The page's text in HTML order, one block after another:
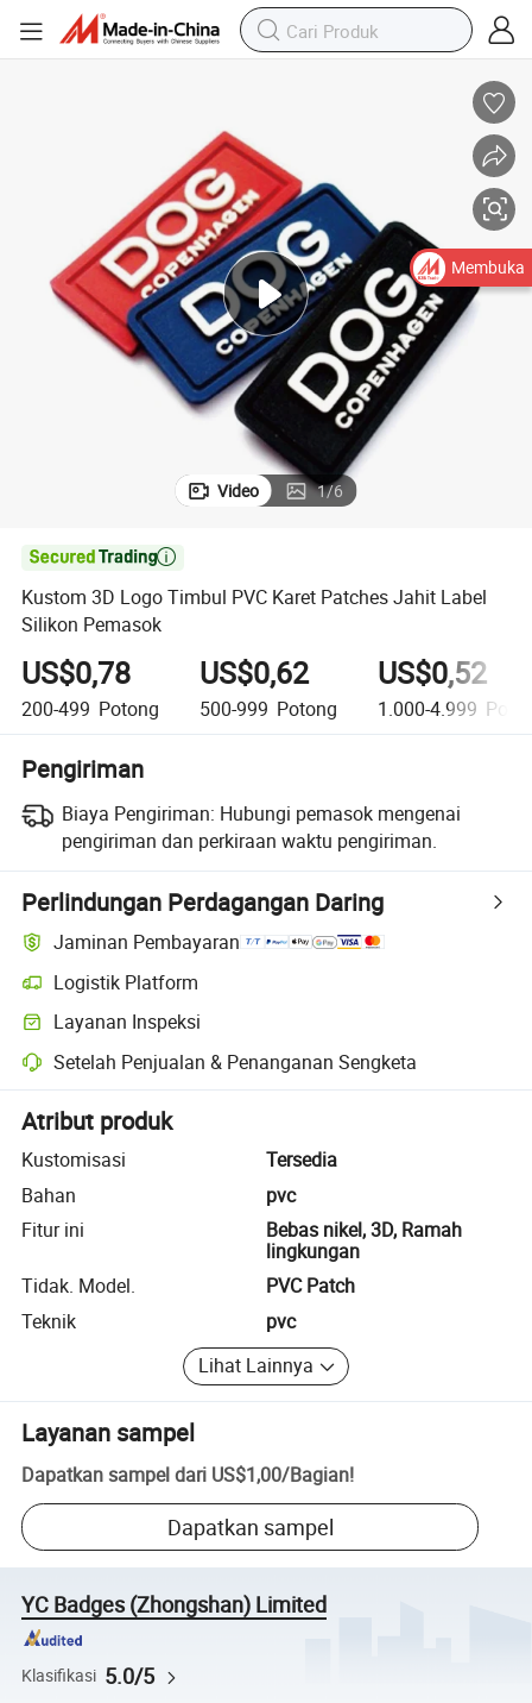
Video 1/6

Kustom 3D Logo Timbul PVC Karet Patches Jahit Label
Silikon Pemasok
US$0,78
200-499 Potong
US$0,62
500-999 Potong
US$0,52
1.000-4.999
Pengiriman
Biaya Pengiriman: Hubungi pemasok mengenai
pengiriman dan perkiraan waktu pengiriman.
Perlindungan Perdagangan Daring
Jaminan Pembayaran
Logistik Platform
Pelacakan pengiriman yang lebih jelas dengan logistik yang
Layanan Inspeksi
Pemeriksaan pra-pengiriman opsional untuk pemeriksaan kualitas
Setelah Penjualan & Penanganan Sengketa
Penyelesaian sengketa yang dibantu platform, termasuk
Atribut produk
Kustomisasi
Tersedia
Bahan
pvc
Fitur ini
Bebas nikel, 3D, Ramah
lingkungan
Tidak. Model.
PVC Patch
Teknik
pvc
Lihat Lainnya
Layanan sampel
Dapatkan sampel dari US$1,00/Bagian!
Dapatkan sampel
YC Badges (Zhongshan) Limited
Klasifikasi 5.0/5
Membuka